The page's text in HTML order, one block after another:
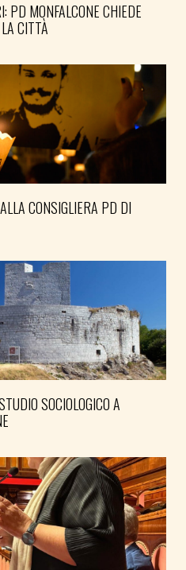
PD MONFALCONE CHIEDE
CITTÀ
CONSIGLIERA PD DI
SOCIOLOGICO A